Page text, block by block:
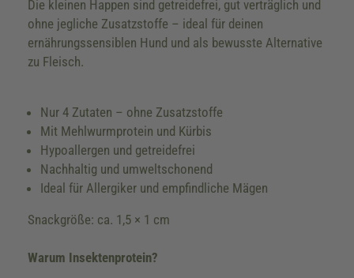
Die kleinen Happen sind getreidefrei, gut verträglich und
ohne jegliche Zusatzstoffe – ideal für deinen
ernährungssensiblen Hund und als bewusste Alternative
zu Fleisch.
Nur 4 Zutaten – ohne Zusatzstoffe
Mit Mehlwurmprotein und Kürbis
Hypoallergen und getreidefrei
Nachhaltig und umweltschonend
Ideal für Allergiker und empfindliche Mägen
Snackgröße: ca. 1,5 × 1 cm
Warum Insektenprotein?